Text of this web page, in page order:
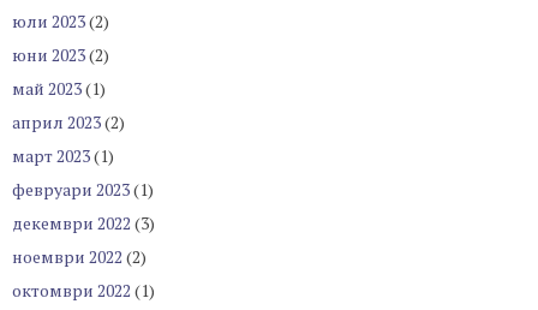
юли 2023(2)
юни 2023(2)
май 2023(1)
април 2023(2)
март 2023(1)
февруари 2023(1)
декември 2022 (3)
ноември 2022 (2)
октомври 2022 (1)